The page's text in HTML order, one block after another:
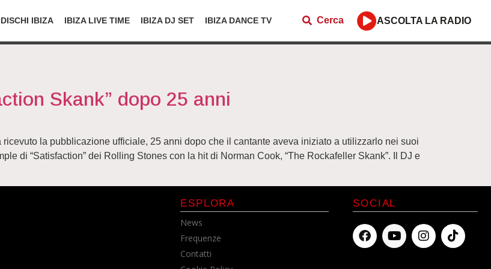
DISCHI IBIZA IBIZA LIVE TIME IBIZA DJ SET IBIZA DANCE TV Cerca ASCOLTA LA RADIO
Skank” dopo 25 anni
ricevuto la pubblicazione ufficiale, 25 anni dopo che il cantante aveva iniziato a utilizzarlo nei suoi
di “Satisfaction” dei Rolling Stones con la hit di Norman Cook, “The Rockafeller Skank”. Il DJ e
ESPLORA
News
Frequenze
Contatti
SOCIAL